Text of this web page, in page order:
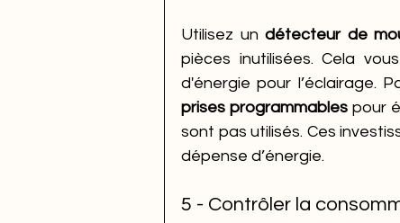
Utilisez un détecteur de
pièces inutilisées. Cela
prises programmables pour
sont pas utilisés. Ces
dépense d’énergie.
5 - Contrôler la